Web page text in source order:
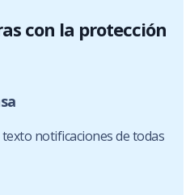
con la protección
notificaciones de todas